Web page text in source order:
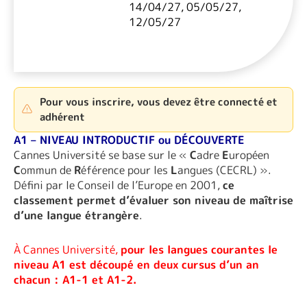
14/04/27, 05/05/27,
12/05/27
Pour vous inscrire, vous devez être connecté et
adhérent
A1 – NIVEAU INTRODUCTIF ou DÉCOUVERTE
Cannes Université se base sur le « Cadre Européen
Commun de Référence pour les Langues (CECRL) ».
Défini par le Conseil de l’Europe en 2001,ce
classement permet d’évaluer son niveau de maîtrise
d’une langue étrangère.
À Cannes Université, pour les langues courantes le
niveau A1 est découpé en deux cursus d’un an
chacun : A1-1 et A1-2.